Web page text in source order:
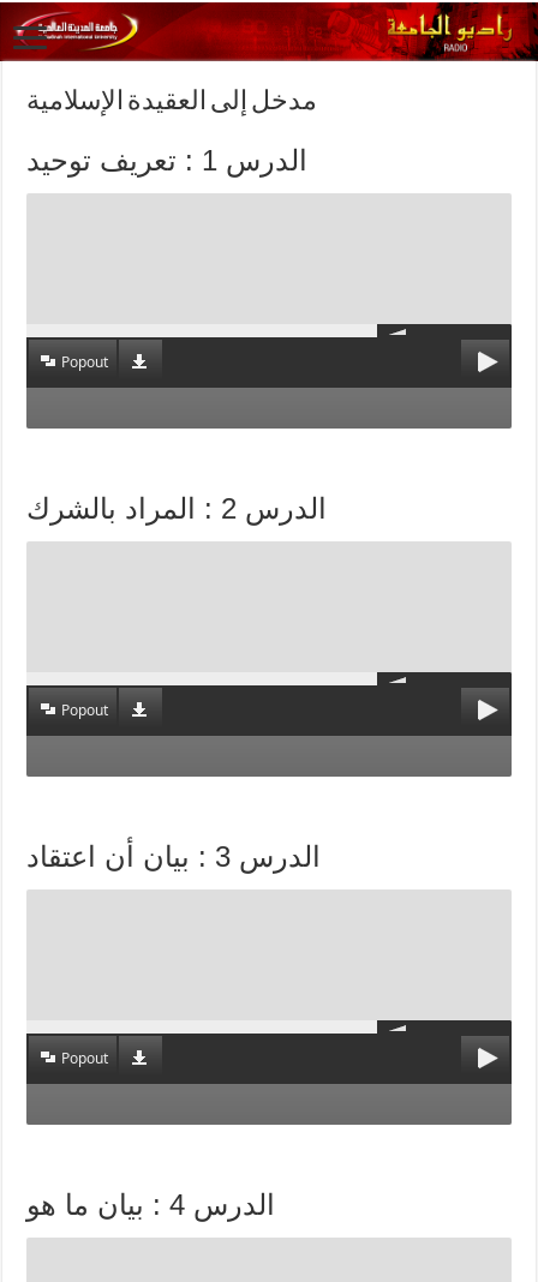
مدخل إلى العقيدة الإسلامية
الدرس 1 : تعريف توحيد
Popout
الدرس 2 : المراد بالشرك
Popout
الدرس 3 : بيان أن اعتقاد
Popout
الدرس 4 : بيان ما هو